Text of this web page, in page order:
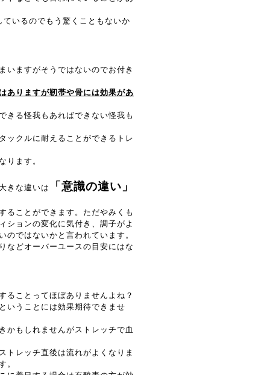
いるのでもう驚くこともないか
いますがそうではないのでお付き
ありますが靭帯や骨には効果があ
きる怪我もあればできない怪我も
ックルに耐えることができるトレ
ります。
きな違いは 「意識の違い」
ることができます。ただやみくも
ションの変化に気付き、調子がよ
のではないかと言われています。
などオーバーユースの目安にはな
ることってほぼありませんよね？
いうことには効果期待できませ
かもしれませんがストレッチで血
トレッチ直後は流れがよくなりま
。